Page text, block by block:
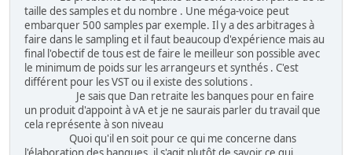
taille des samples et du nombre . Une méga-voice peut
embarquer 500 samples par exemple. Il y a des arbitrages à
faire dans le sampling et il faut beaucoup d'expérience mais au
final l'obectif de tous est de faire le meilleur son possible avec
le minimum de poids sur les arrangeurs et synthés . C'est
différent pour les VST ou il existe des solutions .
Je sais que Dan retraite les banques pour en faire
un produit d'appoint à vA et je ne saurais parler du travail que
cela représente à son niveau
Quoi qu'il en soit pour ce qui me concerne dans